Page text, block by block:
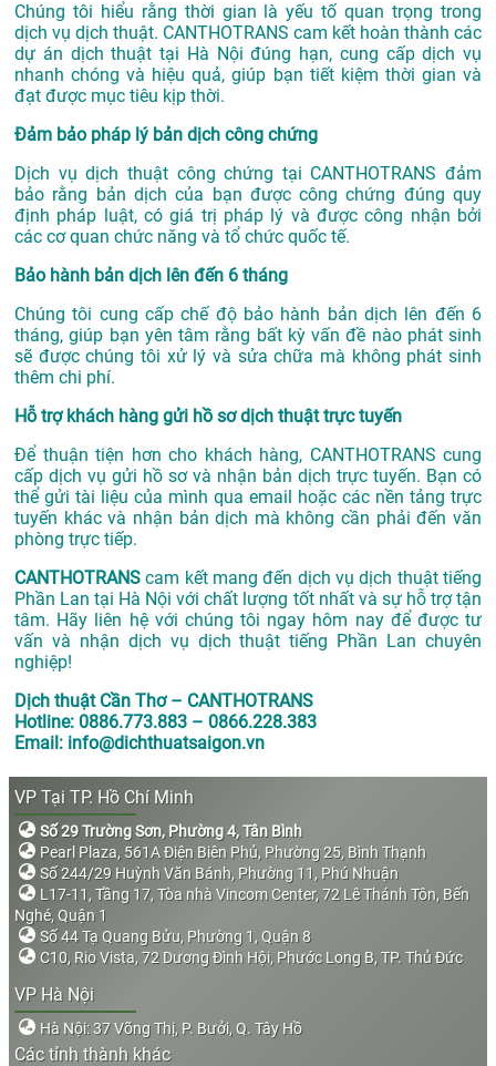
Chúng tôi hiểu rằng thời gian là yếu tố quan trọng trong
dịch vụ dịch thuật. CANTHOTRANS cam kết hoàn thành các
dự án dịch thuật tại Hà Nội đúng hạn, cung cấp dịch vụ
nhanh chóng và hiệu quả, giúp bạn tiết kiệm thời gian và
đạt được mục tiêu kịp thời.
Đảm bảo pháp lý bản dịch công chứng
Dịch vụ dịch thuật công chứng tại CANTHOTRANS đảm
bảo rằng bản dịch của bạn được công chứng đúng quy
định pháp luật, có giá trị pháp lý và được công nhận bởi
các cơ quan chức năng và tổ chức quốc tế.
Bảo hành bản dịch lên đến 6 tháng
Chúng tôi cung cấp chế độ bảo hành bản dịch lên đến 6
tháng, giúp bạn yên tâm rằng bất kỳ vấn đề nào phát sinh
sẽ được chúng tôi xử lý và sửa chữa mà không phát sinh
thêm chi phí.
Hỗ trợ khách hàng gửi hồ sơ dịch thuật trực tuyến
Để thuận tiện hơn cho khách hàng, CANTHOTRANS cung
cấp dịch vụ gửi hồ sơ và nhận bản dịch trực tuyến. Bạn có
thể gửi tài liệu của mình qua email hoặc các nền tảng trực
tuyến khác và nhận bản dịch mà không cần phải đến văn
phòng trực tiếp.
CANTHOTRANS cam kết mang đến dịch vụ dịch thuật tiếng
Phần Lan tại Hà Nội với chất lượng tốt nhất và sự hỗ trợ tận
tâm. Hãy liên hệ với chúng tôi ngay hôm nay để được tư
vấn và nhận dịch vụ dịch thuật tiếng Phần Lan chuyên
nghiệp!
Dịch thuật Cần Thơ – CANTHOTRANS
Hotline: 0886.773.883 – 0866.228.383
Email: info@dichthuatsaigon.vn
VP Tại TP. Hồ Chí Minh
Số 29 Trường Sơn, Phường 4, Tân Bình
Pearl Plaza, 561A Điện Biên Phủ, Phường 25, Bình Thạnh
Số 244/29 Huỳnh Văn Bánh, Phường 11, Phú Nhuận
L17-11, Tầng 17, Tòa nhà Vincom Center, 72 Lê Thánh Tôn, Bến
Nghé, Quận 1
Số 44 Tạ Quang Bửu, Phường 1, Quận 8
C10, Rio Vista, 72 Dương Đình Hội, Phước Long B, TP. Thủ Đức
VP Hà Nội
Hà Nội: 37 Võng Thị, P. Bưởi, Q. Tây Hồ
Các tỉnh thành khác